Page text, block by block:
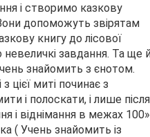
і створимо казкову
допоможуть звірятам
книгу до лісової
завдання. Та ще
знайомить з єнотом.
цієї миті починає з
і полоскати, і лише після
і віднімання в межах 100»
( Учень знайомить із